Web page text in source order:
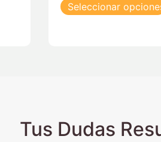
Seleccionar
Tus Dudas